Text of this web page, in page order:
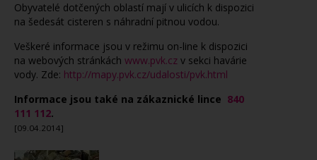
Obyvatelé dotčených oblastí mají v ulicích k dispozici
na šedesát cisteren s náhradní pitnou vodou.
Veškeré informace jsou v režimu on-line k dispozici
na webových stránkách www.pvk.cz v sekci havárie
vody. Zde: http://mapy.pvk.cz/udalosti/pvk.html
Informace jsou také na zákaznické lince 840
111 112.
[09.04.2014]